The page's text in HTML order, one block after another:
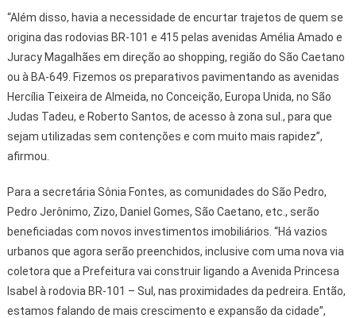
“Além disso, havia a necessidade de encurtar trajetos de quem se
origina das rodovias BR-101 e 415 pelas avenidas Amélia Amado e
Juracy Magalhães em direção ao shopping, região do São Caetano
ou à BA-649. Fizemos os preparativos pavimentando as avenidas
Hercília Teixeira de Almeida, no Conceição, Europa Unida, no São
Judas Tadeu, e Roberto Santos, de acesso à zona sul., para que
sejam utilizadas sem contenções e com muito mais rapidez”,
afirmou.
Para a secretária Sônia Fontes, as comunidades do São Pedro,
Pedro Jerônimo, Zizo, Daniel Gomes, São Caetano, etc., serão
beneficiadas com novos investimentos imobiliários. “Há vazios
urbanos que agora serão preenchidos, inclusive com uma nova via
coletora que a Prefeitura vai construir ligando a Avenida Princesa
Isabel à rodovia BR-101 – Sul, nas proximidades da pedreira. Então,
estamos falando de mais crescimento e expansão da cidade”,